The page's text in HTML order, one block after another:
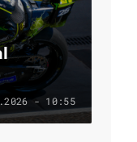
- 10:55